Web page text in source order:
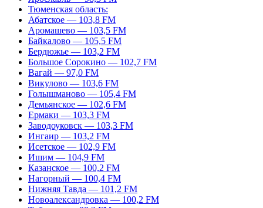
Тюменская область:
Абатское — 103,8 FM
Аромашево — 103,5 FM
Байкалово — 105,5 FM
Бердюжье — 103,2 FM
Большое Сорокино — 102,7 FM
Вагай — 97,0 FM
Викулово — 103,6 FM
Голышманово — 105,4 FM
Демьянское — 102,6 FM
Ермаки — 103,3 FM
Заводоуковск — 103,3 FM
Ингаир — 103,2 FM
Исетское — 102,9 FM
Ишим — 104,9 FM
Казанское — 100,2 FM
Нагорный — 100,4 FM
Нижняя Тавда — 101,2 FM
Новоалександровка — 100,2 FM